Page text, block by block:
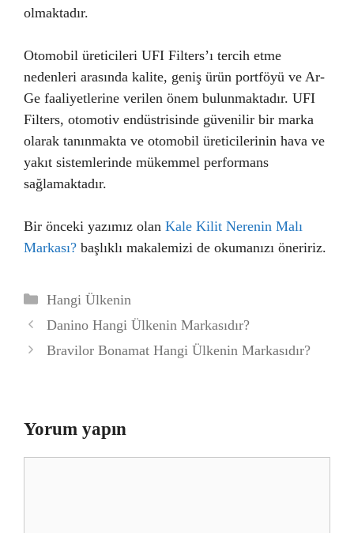
olmaktadır.
Otomobil üreticileri UFI Filters’ı tercih etme
nedenleri arasında kalite, geniş ürün portföyü ve Ar-
Ge faaliyetlerine verilen önem bulunmaktadır. UFI
Filters, otomotiv endüstrisinde güvenilir bir marka
olarak tanınmakta ve otomobil üreticilerinin hava ve
yakıt sistemlerinde mükemmel performans
sağlamaktadır.
Bir önceki yazımız olan Kale Kilit Nerenin Malı
Markası? başlıklı makalemizi de okumanızı öneririz.
Kategoriler
Hangi Ülkenin
Danino Hangi Ülkenin Markasıdır?
Bravilor Bonamat Hangi Ülkenin Markasıdır?
Yorum yapın